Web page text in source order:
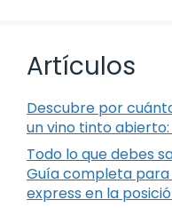
Artículos
Descubre por
un vino tinto abierto:
Todo lo que debes
Guía completa
express en la